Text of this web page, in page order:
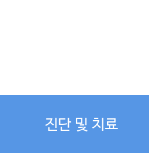
진단 및 치료